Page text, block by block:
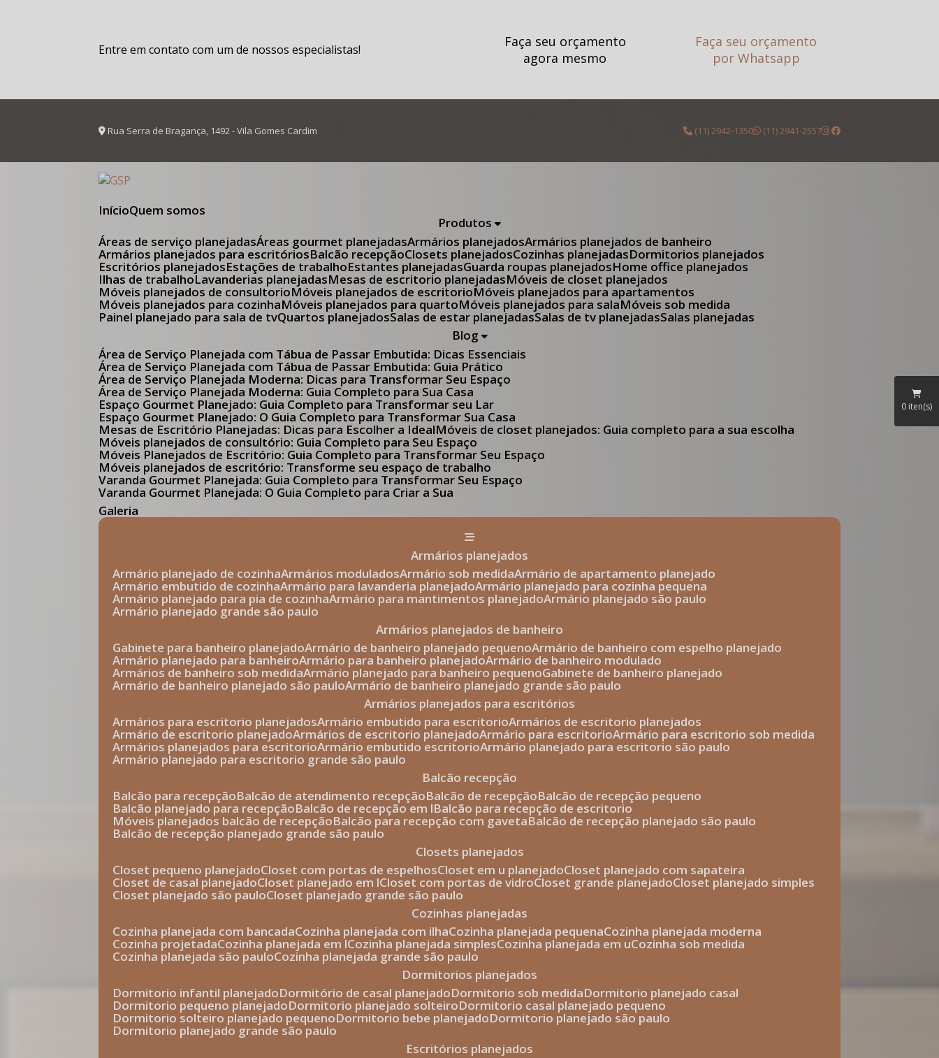
Entre em contato com um de nossos especialistas!
Faça seu orçamento
agora mesmo
Faça seu orçamento
por Whatsapp
Rua Serra de Bragança, 1492 - Vila Gomes Cardim (11) 2942-1350 (11) 2941-2557
Início Quem somos
Produtos
Áreas de serviço planejadas Áreas gourmet planejadas Armários planejados Armários planejados de banheiro
Armários planejados para escritórios Balcão recepção Closets planejados Cozinhas planejadas Dormitorios planejados
Escritórios planejados Estações de trabalho Estantes planejadas Guarda roupas planejados Home office planejados
Ilhas de trabalho Lavanderias planejadas Mesas de escritorio planejadas Móveis de closet planejados
Móveis planejados de consultorio Móveis planejados de escritorio Móveis planejados para apartamentos
Móveis planejados para cozinha Móveis planejados para quarto Móveis planejados para sala Móveis sob medida
Painel planejado para sala de tv Quartos planejados Salas de estar planejadas Salas de tv planejadas Salas planejadas
Blog
Área de Serviço Planejada com Tábua de Passar Embutida: Dicas Essenciais
Área de Serviço Planejada com Tábua de Passar Embutida: Guia Prático
Área de Serviço Planejada Moderna: Dicas para Transformar Seu Espaço
Área de Serviço Planejada Moderna: Guia Completo para Sua Casa
Espaço Gourmet Planejado: Guia Completo para Transformar seu Lar
Espaço Gourmet Planejado: O Guia Completo para Transformar Sua Casa
Mesas de Escritório Planejadas: Dicas para Escolher a Ideal Móveis de closet planejados: Guia completo para a sua escolha
Móveis planejados de consultório: Guia Completo para Seu Espaço
Móveis Planejados de Escritório: Guia Completo para Transformar Seu Espaço
Móveis planejados de escritório: Transforme seu espaço de trabalho
Varanda Gourmet Planejada: Guia Completo para Transformar Seu Espaço
Varanda Gourmet Planejada: O Guia Completo para Criar a Sua
Galeria
armários planejados
armário planejado de cozinha armários modulados armário sob medida armário de apartamento planejado
armário embutido de cozinha armário para lavanderia planejado armário planejado para cozinha pequena
armário planejado para pia de cozinha armário para mantimentos planejado armário planejado são paulo
armário planejado grande são paulo
armários planejados de banheiro
gabinete para banheiro planejado armário de banheiro planejado pequeno armário de banheiro com espelho planejado
armário planejado para banheiro armário para banheiro planejado armário de banheiro modulado
armários de banheiro sob medida armário planejado para banheiro pequeno gabinete de banheiro planejado
armário de banheiro planejado são paulo armário de banheiro planejado grande são paulo
armários planejados para escritórios
armários para escritorio planejados armário embutido para escritorio armários de escritorio planejados
armário de escritorio planejado armários de escritorio planejado armário para escritorio armário para escritorio sob medida
armários planejados para escritorio armário embutido escritorio armário planejado para escritorio são paulo
armário planejado para escritorio grande são paulo
balcão recepção
balcão para recepção
balcão de atendimento recepção balcão de recepção balcão de recepção pequeno
balcão planejado para recepção balcão de recepção em l balcão para recepção de escritorio
móveis planejados balcão de recepção balcão para recepção com gaveta balcão de recepção planejado são paulo
balcão de recepção planejado grande são paulo
closets planejados
closet pequeno planejado closet com portas de espelhos closet em u planejado closet planejado com sapateira
closet de casal planejado closet planejado em l closet com portas de vidro closet grande planejado closet planejado simples
closet planejado são paulo closet planejado grande são paulo
cozinhas planejadas
cozinha planejada com bancada cozinha planejada com ilha cozinha planejada pequena cozinha planejada moderna
cozinha projetada cozinha planejada em l cozinha planejada simples cozinha planejada em u cozinha sob medida
cozinha planejada são paulo cozinha planejada grande são paulo
dormitorios planejados
dormitorio infantil planejado
dormitório de casal planejado dormitorio sob medida dormitorio planejado casal
dormitorio pequeno planejado dormitorio planejado solteiro dormitorio casal planejado pequeno
dormitorio solteiro planejado pequeno dormitorio bebe planejado dormitorio planejado são paulo
dormitorio planejado grande são paulo
escritórios planejados
0 iten(s)